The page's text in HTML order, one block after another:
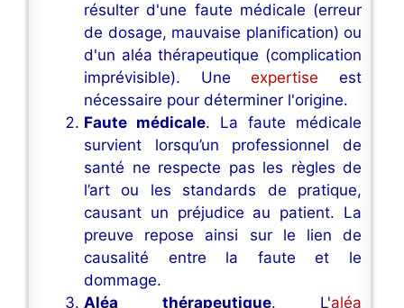
résulter d'une faute médicale (erreur
de dosage, mauvaise planification) ou
d'un aléa thérapeutique (complication
imprévisible). Uneexpertiseest
nécessaire pour déterminer l'origine.
Faute médicale. La faute médicale
survient lorsqu’un professionnel de
santé ne respecte pas les règles de
l’art ou les standards de pratique,
causant un préjudice au patient. La
preuve repose ainsi sur le lien de
causalité entre la faute et le
dommage.
Aléa thérapeutique. L'aléa